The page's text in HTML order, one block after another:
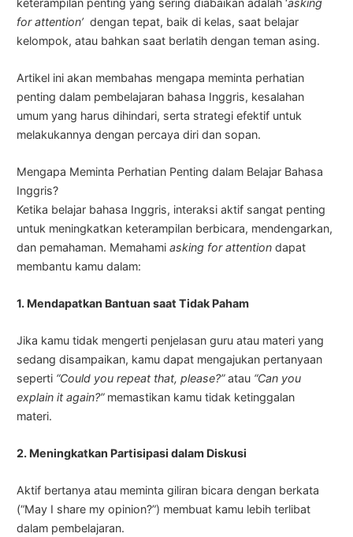
keterampilan penting yang sering diabaikan adalah ‘asking
for attention’ dengan tepat, baik di kelas, saat belajar
kelompok, atau bahkan saat berlatih dengan teman asing.
Artikel ini akan membahas mengapa meminta perhatian
penting dalam pembelajaran bahasa Inggris, kesalahan
umum yang harus dihindari, serta strategi efektif untuk
melakukannya dengan percaya diri dan sopan.
Mengapa Meminta Perhatian Penting dalam Belajar Bahasa
Inggris?
Ketika belajar bahasa Inggris, interaksi aktif sangat penting
untuk meningkatkan keterampilan berbicara, mendengarkan,
dan pemahaman. Memahamiasking for attention dapat
membantu kamu dalam:
1. Mendapatkan Bantuan saat Tidak Paham
Jika kamu tidak mengerti penjelasan guru atau materi yang
sedang disampaikan, kamu dapat mengajukan pertanyaan
seperti “Could you repeat that, please?”atau “Can you
explain it again?”memastikan kamu tidak ketinggalan
materi.
2. Meningkatkan Partisipasi dalam Diskusi
Aktif bertanya atau meminta giliran bicara dengan berkata
(“May I share my opinion?”) membuat kamu lebih terlibat
dalam pembelajaran.